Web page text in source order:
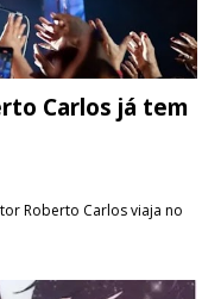
Carlos já tem
Roberto Carlos viaja no